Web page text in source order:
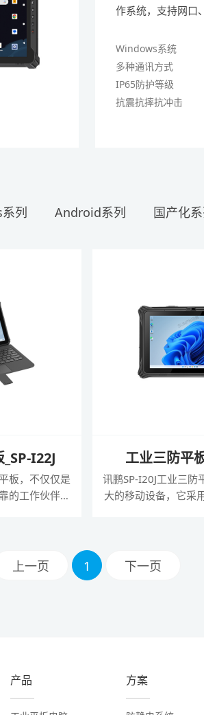
作系统，支持网口
三防加固平板电脑
载、教育、勘探、
融、制造等行业需
Windows系统
多种通讯方式
IP65防护等级
抗震抗摔抗冲击
列 Android系列 国产化
I22J
板，不仅仅是
的工作伙伴。
融为一体。
工业三防平
讯鹏SP-I20J工业三防
大的移动设备，它采
从其12.2英寸全高清
上一页 1 下一页
产品 方案